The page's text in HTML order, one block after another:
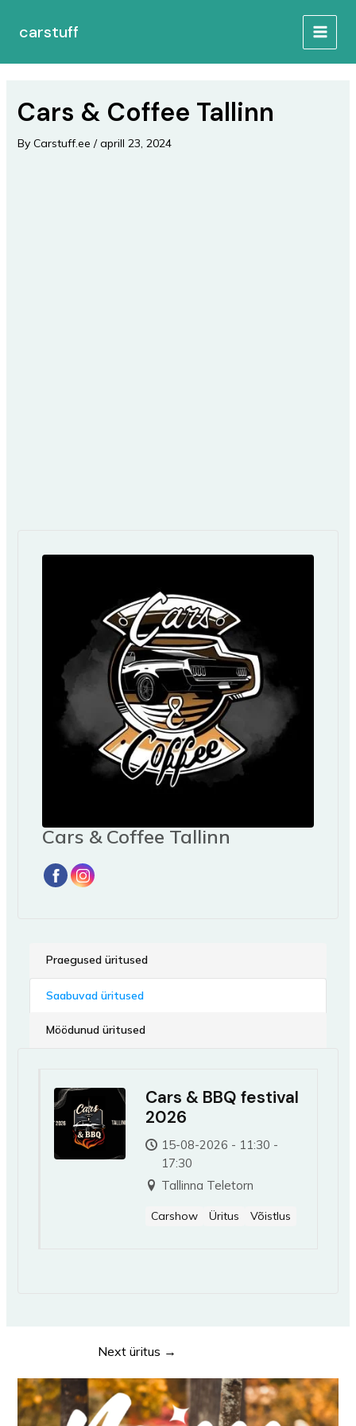
carstuff
MAIN
Cars & Coffee Tallinn
By Carstuff.ee /aprill 23, 2024
Cars & Coffee Tallinn
Praegused üritused
Saabuvad üritused
Möödunud üritused
Cars & BBQ festival
2026
15-08-2026 - 11:30 -
17:30
Tallinna Teletorn
Carshow Üritus Võistlus
navigation
Next üritus →